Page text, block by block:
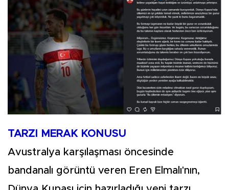
TARZI MERAK KONUSU
Avustralya karşılaşması öncesinde
bandanalı görüntü veren Eren Elmalı'nın,